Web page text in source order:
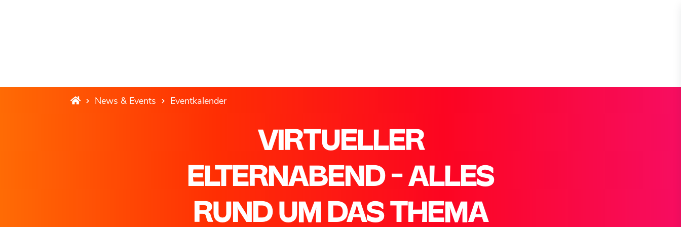
News & Events Eventkalender
VIRTUELLER
ELTERNABEND - ALLES
RUND UM DAS THEMA